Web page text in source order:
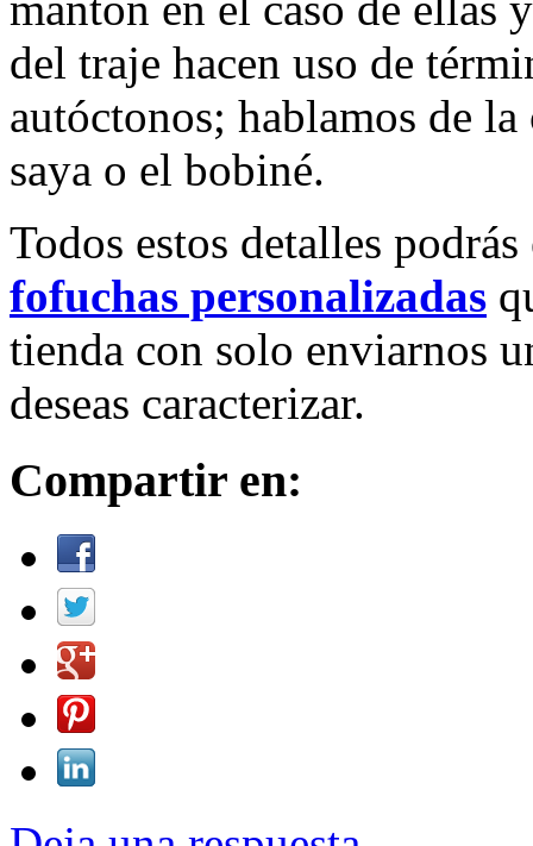
del traje hacen uso de
autóctonos; hablamos de
saya o el bobiné.
Todos estos detalles
fofuchas personalizadas
tienda con solo enviarnos
deseas caracterizar.
Compartir en: